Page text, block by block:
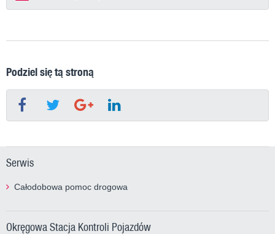
Podziel się tą stroną
Serwis
Całodobowa pomoc drogowa
Okręgowa Stacja Kontroli Pojazdów